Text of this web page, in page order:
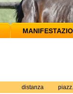
distanza piazz.